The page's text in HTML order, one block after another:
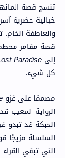
تنسج قصة
خيالية حضرية
والعاطفة الخام.
قصة مقامر
إلى Paradise
كل شيء.
مصممًا على غزو
الرواية المعيب
الحبكة قد تبدو
السلسلة مزيجًا
التي تبقي